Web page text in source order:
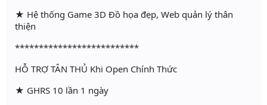
★ Hệ thống Game 3D Đồ họa đẹp, Web quản lý thân
thiện
**************************
HỖ TRỢ TÂN THỦ Khi Open Chính Thức
★ GHRS 10 lần 1 ngày